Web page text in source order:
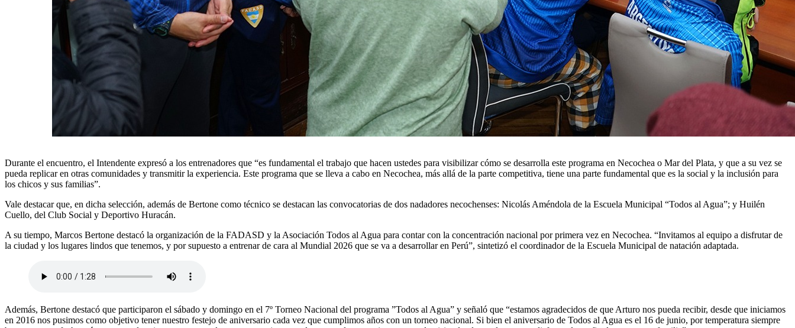
Durante el encuentro, el Intendente expresó a los entrenadores que “es fundamental el trabajo que hacen ustedes para visibilizar cómo se desarrolla este programa en Necochea o Mar del Plata, y que a su vez se
pueda replicar en otras comunidades y transmitir la experiencia. Este programa que se lleva a cabo en Necochea, más allá de la parte competitiva, tiene una parte fundamental que es la social y la inclusión para
los chicos y sus familias”.
Vale destacar que, en dicha selección, además de Bertone como técnico se destacan las convocatorias de dos nadadores necochenses: Nicolás Améndola de la Escuela Municipal “Todos al Agua”; y Huilén
Cuello, del Club Social y Deportivo Huracán.
A su tiempo, Marcos Bertone destacó la organización de la FADASD y la Asociación Todos al Agua para contar con la concentración nacional por primera vez en Necochea. “Invitamos al equipo a disfrutar de
la ciudad y los lugares lindos que tenemos, y por supuesto a entrenar de cara al Mundial 2026 que se va a desarrollar en Perú”, sintetizó el coordinador de la Escuela Municipal de natación adaptada.
Además, Bertone destacó que participaron el sábado y domingo en el 7º Torneo Nacional del programa ”Todos al Agua” y señaló que “estamos agradecidos de que Arturo nos pueda recibir, desde que iniciamos
en 2016 nos pusimos como objetivo tener nuestro festejo de aniversario cada vez que cumplimos años con un torneo nacional. Si bien el aniversario de Todos al Agua es el 16 de junio, por temperatura siempre